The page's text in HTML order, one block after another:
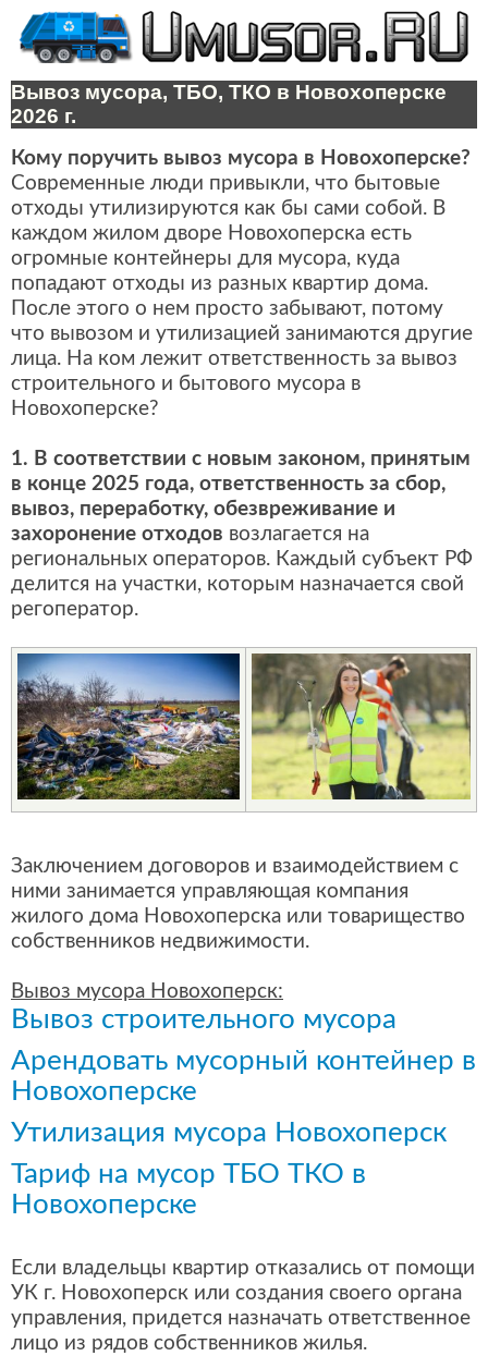
Вывоз мусора, ТБО, ТКО в Новохоперске
2026 г.
Кому поручить вывоз мусора в Новохоперске?
Современные люди привыкли, что бытовые
отходы утилизируются как бы сами собой. В
каждом жилом дворе Новохоперска есть
огромные контейнеры для мусора, куда
попадают отходы из разных квартир дома.
После этого о нем просто забывают, потому
что вывозом и утилизацией занимаются другие
лица. На ком лежит ответственность за вывоз
строительного и бытового мусора в
Новохоперске?
1. В соответствии с новым законом, принятым
в конце 2025 года, ответственность за сбор,
вывоз, переработку, обезвреживание и
захоронение отходов возлагается на
региональных операторов. Каждый субъект РФ
делится на участки, которым назначается свой
регоператор.
Заключением договоров и взаимодействием с
ними занимается управляющая компания
жилого дома Новохоперска или товарищество
собственников недвижимости.
Вывоз мусора Новохоперск:
Вывоз строительного мусора
Арендовать мусорный контейнер в
Новохоперске
Утилизация мусора Новохоперск
Тариф на мусор ТБО ТКО в
Новохоперске
Если владельцы квартир отказались от помощи
УК г. Новохоперск или создания своего органа
управления, придется назначать ответственное
лицо из рядов собственников жилья.